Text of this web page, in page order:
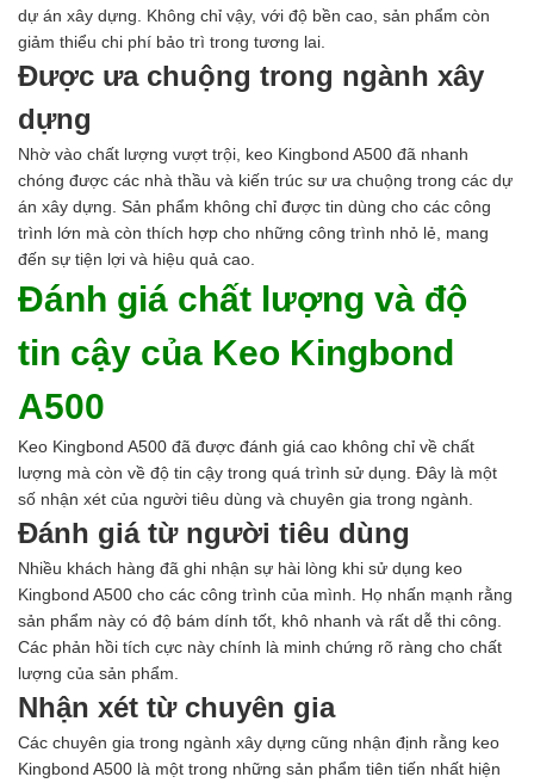
dự án xây dựng. Không chỉ vậy, với độ bền cao, sản phẩm còn
giảm thiểu chi phí bảo trì trong tương lai.
Được ưa chuộng trong ngành xây
dựng
Nhờ vào chất lượng vượt trội, keo Kingbond A500 đã nhanh
chóng được các nhà thầu và kiến trúc sư ưa chuộng trong các dự
án xây dựng. Sản phẩm không chỉ được tin dùng cho các công
trình lớn mà còn thích hợp cho những công trình nhỏ lẻ, mang
đến sự tiện lợi và hiệu quả cao.
Đánh giá chất lượng và độ
tin cậy của Keo Kingbond
A500
Keo Kingbond A500 đã được đánh giá cao không chỉ về chất
lượng mà còn về độ tin cậy trong quá trình sử dụng. Đây là một
số nhận xét của người tiêu dùng và chuyên gia trong ngành.
Đánh giá từ người tiêu dùng
Nhiều khách hàng đã ghi nhận sự hài lòng khi sử dụng keo
Kingbond A500 cho các công trình của mình. Họ nhấn mạnh rằng
sản phẩm này có độ bám dính tốt, khô nhanh và rất dễ thi công.
Các phản hồi tích cực này chính là minh chứng rõ ràng cho chất
lượng của sản phẩm.
Nhận xét từ chuyên gia
Các chuyên gia trong ngành xây dựng cũng nhận định rằng keo
Kingbond A500 là một trong những sản phẩm tiên tiến nhất hiện